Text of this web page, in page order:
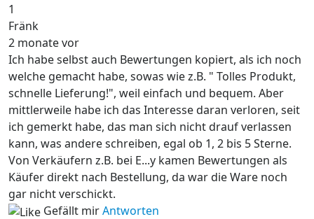
1
Fränk
2 monate vor
Ich habe selbst auch Bewertungen kopiert, als ich noch
welche gemacht habe, sowas wie z.B. " Tolles Produkt,
schnelle Lieferung!", weil einfach und bequem. Aber
mittlerweile habe ich das Interesse daran verloren, seit
ich gemerkt habe, das man sich nicht drauf verlassen
kann, was andere schreiben, egal ob 1, 2 bis 5 Sterne.
Von Verkäufern z.B. bei E...y kamen Bewertungen als
Käufer direkt nach Bestellung, da war die Ware noch
gar nicht verschickt.
Gefällt mirAntworten